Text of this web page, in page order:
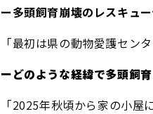
ー多頭飼育崩壊のレスキュ
「最初は県の動物愛護セン
ーどのような経緯で多頭飼
「2025年秋頃から家の小屋